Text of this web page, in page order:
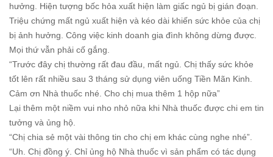
hưởng. Hiện tượng bốc hỏa xuất hiện làm giấc ngủ bị gián đoạn.
Triệu chứng mất ngủ xuất hiện và kéo dài khiến sức khỏe của chị
bị ảnh hưởng. Công việc kinh doanh gia đình không dừng được.
Mọi thứ vẫn phải cố gắng.
“Trước đây chị thường rất đau đầu, mất ngủ. Chị thấy sức khỏe
tốt lên rất nhiều sau 3 tháng sử dụng viên uống Tiền Mãn Kinh.
Cảm ơn Nhà thuốc nhé. Cho chị mua thêm 1 hộp nữa”
Lại thêm một niềm vui nho nhỏ nữa khi Nhà thuốc được chi em tin
tưởng và ủng hộ.
“Chị chia sẻ một vài thông tin cho chị em khác cùng nghe nhé”.
“Uh. Chị đồng ý. Chỉ ủng hộ Nhà thuốc vì sản phẩm có tác dụng